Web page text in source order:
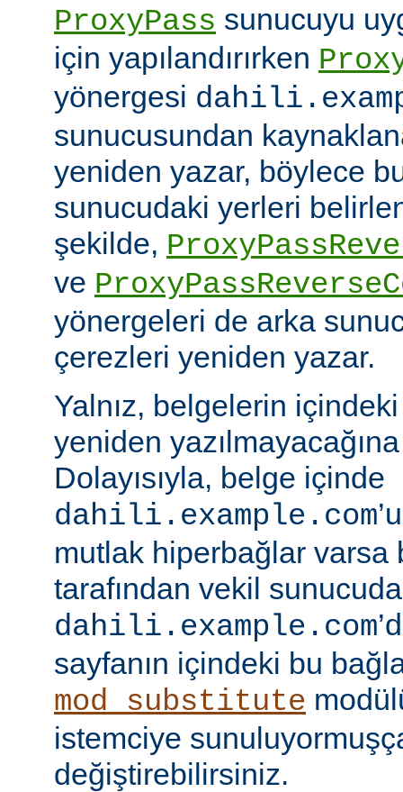
ProxyPass sunucuyu
için yapılandırırken
yönergesi
sunucusundan
yeniden yazar, böylece
sunucudaki yerleri
şekilde,
ve
yönergeleri de arka
çerezleri yeniden yazar.
Yalnız, belgelerin
yeniden
Dolayısıyla, belge içinde
dahili.example.com
mutlak hiperbağlar varsa
tarafından vekil
dahili.example.com
sayfanın içindeki bu
mod_substitute
istemciye
değiştirebilirsiniz.